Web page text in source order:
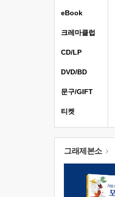
eBook
크레마클럽
CD/LP
DVD/BD
문구/GIFT
티켓
그래제본소